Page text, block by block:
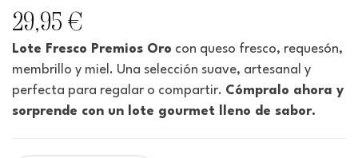
29,95 €
Lote Fresco Premios Oro con queso fresco, requesón,
membrillo y miel. Una selección suave, artesanal y
perfecta para regalar o compartir. Cómpralo ahora y
sorprende con un lote gourmet lleno de sabor.